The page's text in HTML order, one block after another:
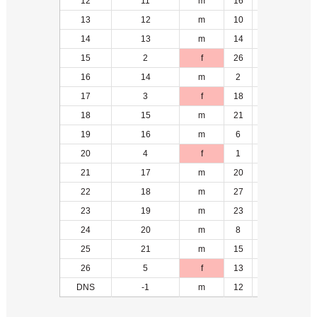
13
12 m 10
14
13 m 14
15
2 f 26
16
14 m 2
17
3 f 18
18
15 m 21
19
16 m 6
20
4 f 1
21
17 m 20
22
18 m 27
23
19 m 23
24
20 m 8
25
21 m 15
26
5 f 13
DNS
-1 m 12